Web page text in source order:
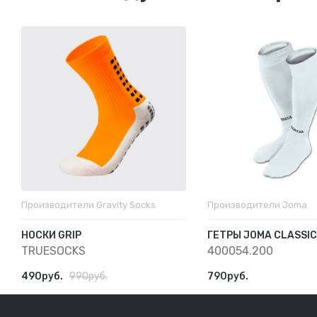
Производители Gravity Socks
НОСКИ GRIP
TRUESOCKS
490руб. 990руб.
Производители Joma
ГЕТРЫ JOMA
400054.200
790руб.